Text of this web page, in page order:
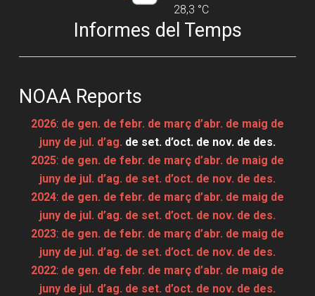
28,3 °C
Informes del Temps
NOAA Reports
2026: de gen. de febr. de març d’abr. de maig de
juny de jul. d’ag. de set. d’oct. de nov. de des.
2025: de gen. de febr. de març d’abr. de maig de
juny de jul. d’ag. de set. d’oct. de nov. de des.
2024: de gen. de febr. de març d’abr. de maig de
juny de jul. d’ag. de set. d’oct. de nov. de des.
2023: de gen. de febr. de març d’abr. de maig de
juny de jul. d’ag. de set. d’oct. de nov. de des.
2022: de gen. de febr. de març d’abr. de maig de
juny de jul. d’ag. de set. d’oct. de nov. de des.